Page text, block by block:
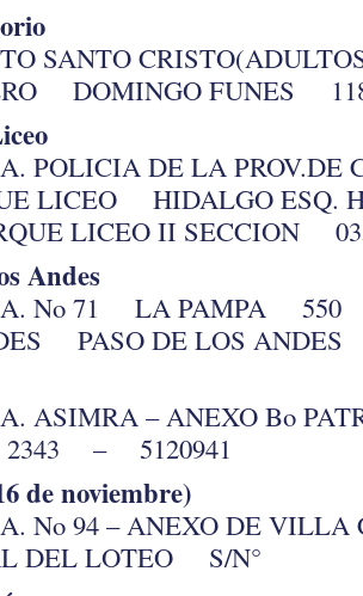
SANTO
DOMINGO FUNES
POLICIA DE LA PROV.DE
LICEO HIDALGO ESQ.
LICEO II SECCION
Andes
No 71 LA PAMPA 550
PASO DE LOS ANDES
ASIMRA – ANEXO Bo
– 5120941
de noviembre)
No 94 – ANEXO DE
DEL LOTEO S/N°